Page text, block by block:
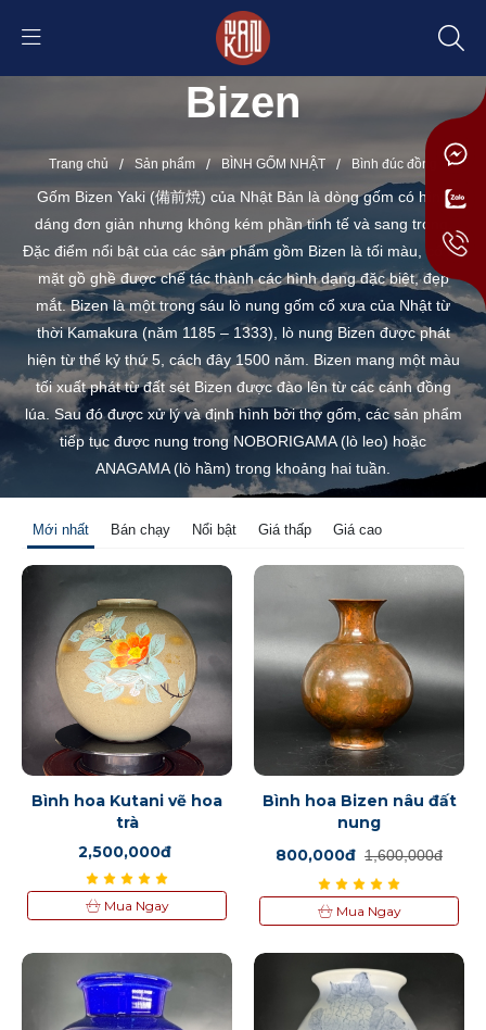
Bizen
Trang chủ / Sản phẩm / BÌNH GỐM NHẬT / Bình đúc đồng
Gốm Bizen Yaki (備前焼) của Nhật Bản là dòng gốm có hình
dáng đơn giản nhưng không kém phần tinh tế và sang trọng.
Đặc điểm nổi bật của các sản phẩm gồm Bizen là tối màu, có bề
mặt gồ ghề được chế tác thành các hình dạng đặc biệt, đẹp
mắt. Bizen là một trong sáu lò nung gốm cổ xưa của Nhật từ
thời Kamakura (năm 1185 – 1333), lò nung Bizen được phát
hiện từ thế kỷ thứ 5, cách đây 1500 năm. Bizen mang một màu
tối xuất phát từ đất sét Bizen được đào lên từ các cánh đồng
lúa. Sau đó được xử lý và định hình bởi thợ gốm, các sản phẩm
tiếp tục được nung trong NOBORIGAMA (lò leo) hoặc
ANAGAMA (lò hầm) trong khoảng hai tuần.
Mới nhất Bán chạy Nổi bật Giá thấp Giá cao
Bình hoa Kutani vẽ hoa
trà
2,500,000đ
Mua Ngay
Bình hoa Bizen nâu đất
nung
800,000đ 1,600,000đ
Mua Ngay